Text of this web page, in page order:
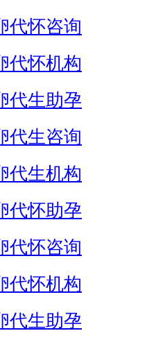
代怀咨询
代怀机构
代生助孕
代生咨询
代生机构
代怀助孕
代怀咨询
代怀机构
代生助孕